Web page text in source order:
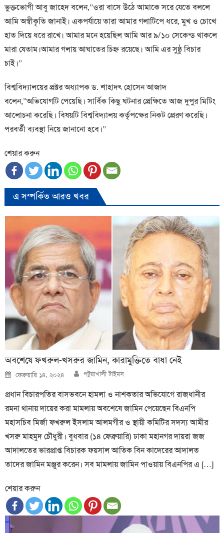
ভুক্তভোগী আবু জাহেদ বলেন,”ওরা বাসে উঠে আমাকে সরে যেতে বললে
আমি অস্বীকৃতি জানাই। একপর্যায়ে তারা আমার গলাটিপে ধরে, মুখ ও চোখে
হাত দিয়ে ধরে রাখে। আমার মনে হয়েছিল আমি আর ৯/১০ সেকেন্ড থাকলে
মারা যেতাম।আমার গলায় আঘাতের চিহ্ন রয়েছে। আমি এর সুষ্ঠু বিচার
চাই।”
বিশ্ববিদ্যালয়ের প্রক্টর অধ্যাপক ড. শাহাদৎ হোসেন আজাদ
বলেন,”অভিযোগটি পেয়েছি। সার্বিক কিছু ঘটনার প্রেক্ষিতে আজ দুপুর মিটিং
আলোচনা করেছি। বিষয়টি বিশ্ববিদ্যালয় কর্তৃপক্ষের নিকট প্রেরণ করেছি।
পরবর্তী ব্যবস্থা নিয়ে জানানো হবে।”
শেয়ার করুন
এ সম্পর্কিত আরও খবর
অবশেষে ফখরুল-খসরুর জামিন, কারামুক্তিতে বাধা নেই
Posted
on
ফেব্রুয়ারি ১৪, ২০২৪ Author
পটুয়াখালী টাইমস
প্রধান বিচারপতির বাসভবনে হামলা ও নাশকতার অভিযোগে রাজধানীর
রমনা থানায় দায়ের করা মামলায় অবশেষে জামিন পেয়েছেন বিএনপি
মহাসচিব মির্জা ফখরুল ইসলাম আলমগীর ও স্থায়ী কমিটির সদস্য আমীর
খসরু মাহমুদ চৌধুরী। বুধবার (১৪ ফেব্রুয়ারি) ঢাকা মহানগর দায়রা জজ
আদালতের ভারপ্রাপ্ত বিচারক ফয়সাল আতিক বিন কাদেরের আদালত
তাদের জামিন মঞ্জুর করেন। সব মামলায় জামিন পাওয়ায় বিএনপির এ […]
শেয়ার করুন